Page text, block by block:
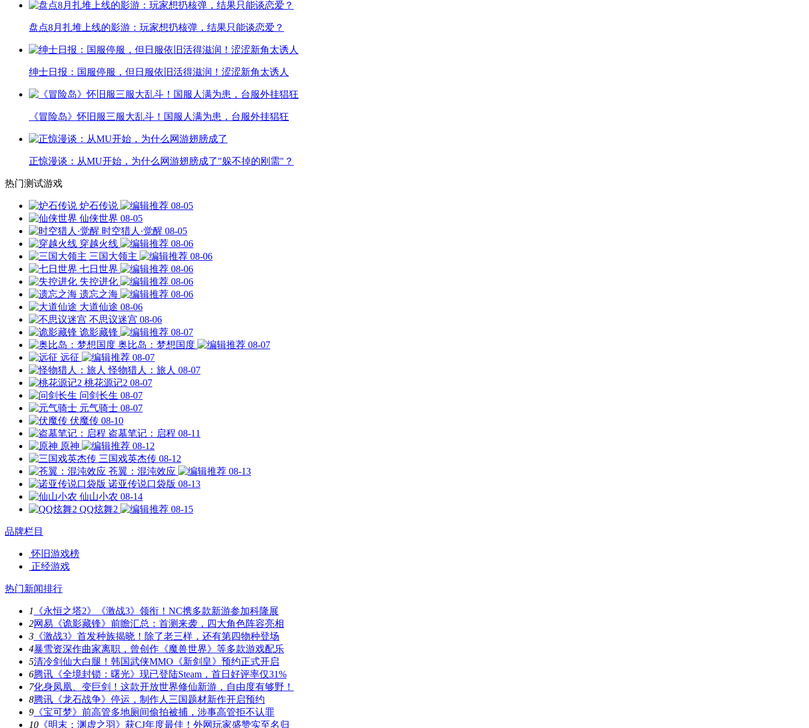
盘点8月扎堆上线的影游：玩家想扔核弹，结果只能谈恋爱？
绅士日报：国服停服，但日服依旧活得滋润！涩涩新角太诱人
《冒险岛》怀旧服三服大乱斗！国服人满为患，台服外挂猖狂
正惊漫谈：从MU开始，为什么网游翅膀成了"躲不掉的刚需"？
热门测试游戏
炉石传说
08-05
仙侠世界 08-05
时空猎人·觉醒 08-05
穿越火线
08-06
三国大领主
08-06
七日世界
08-06
失控进化
08-06
遗忘之海
08-06
大道仙途 08-06
不思议迷宫 08-06
诡影藏锋
08-07
奥比岛：梦想国度
08-07
远征
08-07
怪物猎人：旅人 08-07
桃花源记2 08-07
问剑长生 08-07
元气骑士 08-07
伏魔传 08-10
盗墓笔记：启程 08-11
原神
08-12
三国戏英杰传 08-12
苍翼：混沌效应
08-13
诺亚传说口袋版 08-13
仙山小农 08-14
QQ炫舞2
08-15
品牌栏目
怀旧游戏榜
正经游戏
热门新闻排行
1 《永恒之塔2》《激战3》领衔！NC携多款新游参加科隆展
2网易《诡影藏锋》前瞻汇总：首测来袭，四大角色阵容亮相
3 《激战3》首发种族揭晓！除了老三样，还有第四物种登场
4暴雪资深作曲家离职，曾创作《魔兽世界》等多款游戏配乐
5清冷剑仙大白腿！韩国武侠MMO《新剑皇》预约正式开启
6腾讯《全境封锁：曙光》现已登陆Steam，首日好评率仅31%
7化身凤凰、变巨剑！这款开放世界修仙新游，自由度有够野！
8腾讯《龙石战争》停运，制作人三国题材新作开启预约
9 《宝可梦》前高管多地厕间偷拍被捕，涉事高管拒不认罪
10 《明末：渊虚之羽》获CJ年度最佳！外网玩家盛赞实至名归